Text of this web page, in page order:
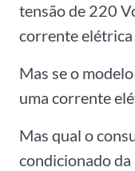
tensão de 220
corrente elétrica
Mas se o
uma corrente
Mas qual o
condicionado da